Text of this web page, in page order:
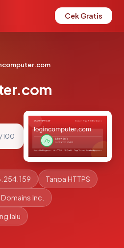
Cek Gratis
/ 100
Tanpa HTTPS
Inc.
lalu